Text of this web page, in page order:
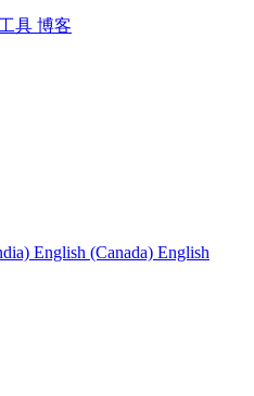
具 博客
English (Canada) English